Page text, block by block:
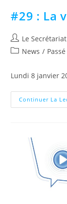
#29 : La
Le
News / Passé
Lundi 8 janvier
Continuer La